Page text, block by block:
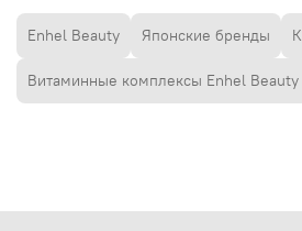
Enhel Beauty Японские бренды
Витаминные комплексы Enhel Beauty